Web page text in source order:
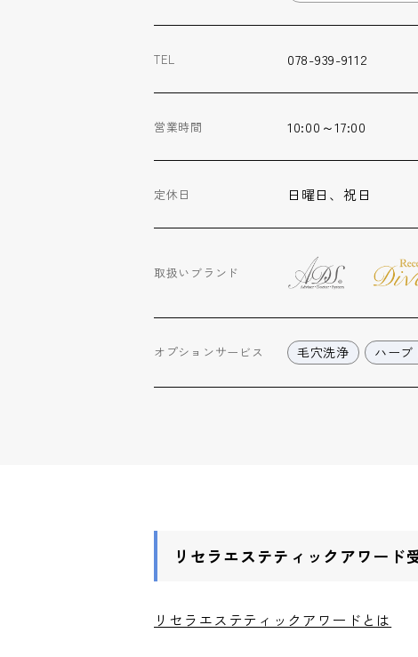
TEL 078-939-9112
営業時間 10:00～17:00
定休日 日曜日、祝日
取扱いブランド
オプションサービス 毛穴洗浄 ハーブ
リセラエステティックアワード
リセラエステティックアワードとは